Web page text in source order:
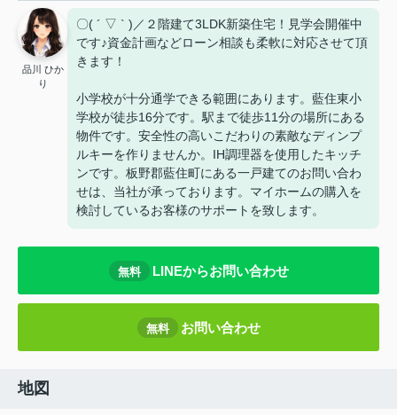
品川 ひか
り
〇( ´ ▽ ` )／２階建て3LDK新築住宅！見学会開催中
です♪資金計画などローン相談も柔軟に対応させて頂
きます！
小学校が十分通学できる範囲にあります。藍住東小
学校が徒歩16分です。駅まで徒歩11分の場所にある
物件です。安全性の高いこだわりの素敵なディンプ
ルキーを作りませんか。IH調理器を使用したキッチ
ンです。板野郡藍住町にある一戸建てのお問い合わ
せは、当社が承っております。マイホームの購入を
検討しているお客様のサポートを致します。
無料 LINEからお問い合わせ
無料 お問い合わせ
地図